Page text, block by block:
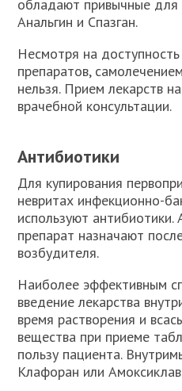
обладают привычные для
Анальгин и Спазган.
Несмотря на
препаратов,
нельзя. Прием лекарств
врачебной консультации.
Антибиотики
Для купирования
невритах инфекционно-
используют антибиотики.
препарат назначают
возбудителя.
Наиболее эффективным
введение лекарства
время растворения и
вещества при приеме
пользу пациента.
Клафоран или